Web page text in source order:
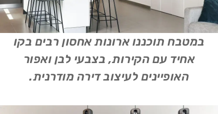
במטבח תוכננו ארונות אחסון רבים בקו
אחיד עם הקירות, בצבעי לבן ואפור
האופיינים לעיצוב דירה מודרנית.